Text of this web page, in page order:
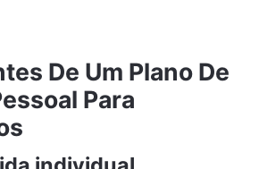
De Um Plano De
Para